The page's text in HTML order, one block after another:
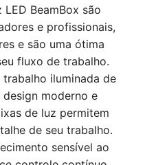
BeamBox são
e profissionais,
e são uma ótima
fluxo de trabalho.
iluminada de
moderno e
de luz permitem
de seu trabalho.
sensível ao